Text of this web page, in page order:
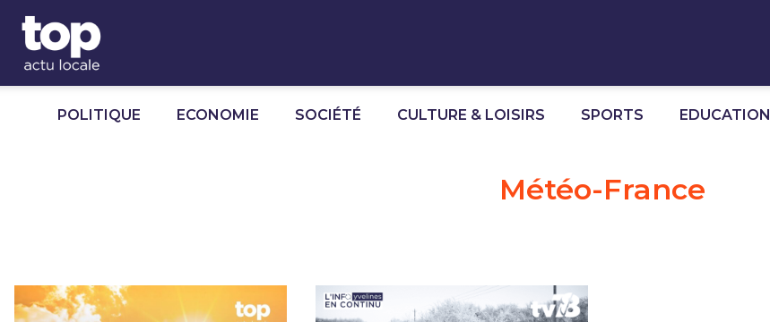
POLITIQUE ECONOMIE SOCIÉTÉ CULTURE & LOISIRS SPORTS EDUCATION
Météo-France